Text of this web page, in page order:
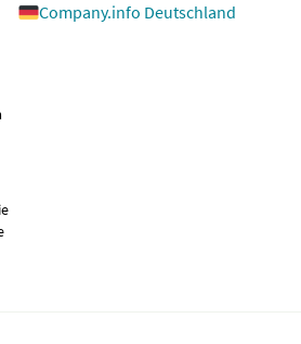
Company.info Deutschland